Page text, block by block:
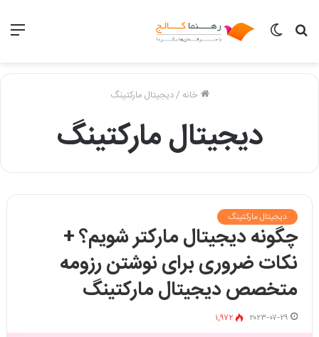
جست‌وجو
تغییر
خانه /دیجیتال مارکتینگ
دیجیتال مارکتینگ
دیجیتال مارکتینگ
چگونه دیجیتال مارکتر شویم؟ +
نکات ضروری برای نوشتن رزومه
متخصص دیجیتال مارکتینگ
۲۰۲۳-۰۷-۲۹ ۱,۹۷۲